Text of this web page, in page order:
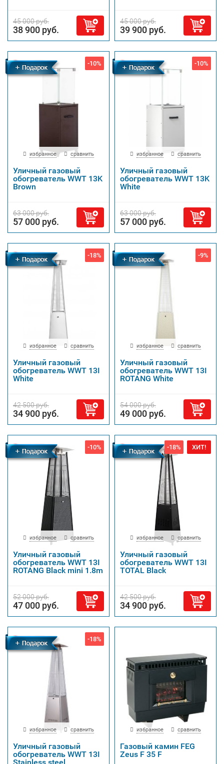
45 000 руб.
38 900 руб.
45 000 руб.
39 900 руб.
Бесплатная
доставка
-10%
избранное сравнить
Уличный газовый
обогреватель WWT 13K
Brown
63 000 руб.
57 000 руб.
Бесплатная
доставка
-10%
избранное сравнить
Уличный газовый
обогреватель WWT 13K
White
63 000 руб.
57 000 руб.
Бесплатная
доставка
-18%
избранное сравнить
Уличный газовый
обогреватель WWT 13I
White
42 500 руб.
34 900 руб.
-9%
избранное сравнить
Уличный газовый
обогреватель WWT 13I
ROTANG White
54 000 руб.
49 000 руб.
Бесплатная
доставка
-10%
избранное сравнить
Уличный газовый
обогреватель WWT 13I
ROTANG Black mini 1.8m
52 000 руб.
47 000 руб.
Бесплатная
доставка
ХИТ!
-18%
избранное сравнить
Уличный газовый
обогреватель WWT 13I
TOTAL Black
42 500 руб.
34 900 руб.
Бесплатная
доставка
-18%
избранное сравнить
Уличный газовый
обогреватель WWT 13I
избранное сравнить
Газовый камин FEG
Zeus F 35 F